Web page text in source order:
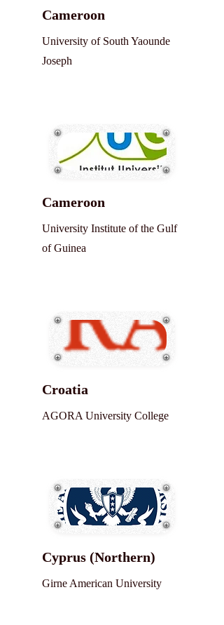
Cameroon
University of South Yaounde
Joseph
Cameroon
University Institute of the Gulf
of Guinea
Croatia
AGORA University College
Cyprus (Northern)
Girne American University